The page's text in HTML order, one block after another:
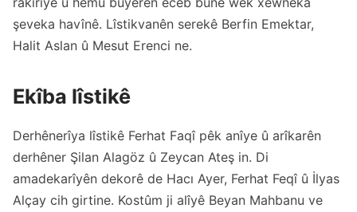
şeveka havînê. Lîstikvanên serekê Berfin Emektar,
Halit Aslan û Mesut Erenci ne.
Ekîba lîstikê
Derhênerîya lîstikê Ferhat Faqî pêk anîye û arîkarên
derhêner Şilan Alagöz û Zeycan Ateş in. Di
amadekarîyên dekorê de Hacı Ayer, Ferhat Feqî û İlyas
Alçay cih girtine. Kostûm ji alîyê Beyan Mahbanu ve